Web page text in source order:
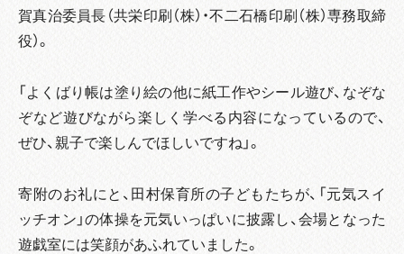
賀真治委員長（共栄印刷（株）・不二石橋印刷（株）専務取締
役）。
「よくばり帳は塗り絵の他に紙工作やシール遊び、なぞな
ぞなど遊びながら楽しく学べる内容になっているので、
ぜひ、親子で楽しんでほしいですね」。
寄附のお礼にと、田村保育所の子どもたちが、「元気スイ
ッチオン」の体操を元気いっぱいに披露し、会場となった
遊戯室には笑顔があふれていました。